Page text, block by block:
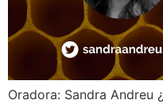
Oradora: Sandra Andreu